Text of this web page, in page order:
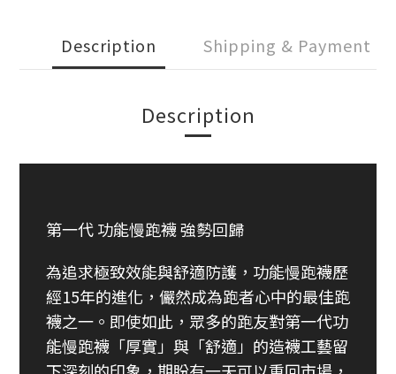
Description Shipping & Payment
Description
第一代 功能慢跑襪 強勢回歸
為追求極致效能與舒適防護，功能慢跑襪歷
經15年的進化，儼然成為跑者心中的最佳跑
襪之一。即使如此，眾多的跑友對第一代功
能慢跑襪「厚實」與「舒適」的造襪工藝留